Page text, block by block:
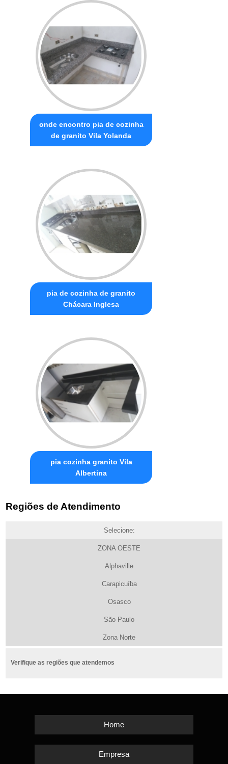
onde encontro pia de cozinha
de granito Vila Yolanda
pia de cozinha de granito
Chácara Inglesa
pia cozinha granito Vila
Albertina
Regiões de Atendimento
Selecione:
ZONA OESTE
Alphaville
Carapicuíba
Osasco
São Paulo
Zona Norte
Verifique as regiões que atendemos
Home
Empresa